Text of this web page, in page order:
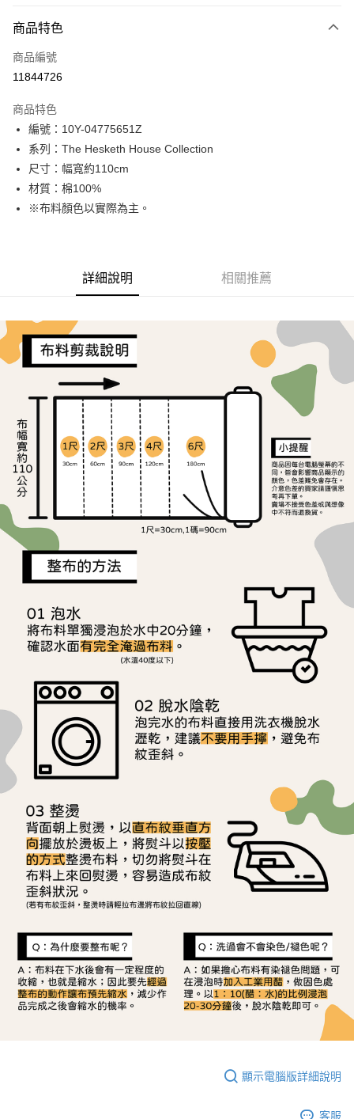
信用卡一次付款
超商取貨付款
Apple Pay
街口支付
Google Pay
AFTEE先享後付
１．簡單：不需註冊會員、不需綁卡、不需儲值。
３．安心：先確認商品／服務後，再付款。
【「AFTEE先享後付」結帳流程】
１．於結帳方式選擇「AFTEE先享後付」後，將跳轉至「AFTEE先享後付」
結帳頁面，進行簡訊認證並確認金額後，即可完成結帳。
２．訂單成立數日內，您將收到繳費通知簡訊。
３．收到繳費通知簡訊後14天內，點擊此簡訊中的連結，可透過四大超商／
ATM／網路銀行／等多元方式進行付款，方視為交易完成。
※ 請注意：結帳手續完成當下不需立刻繳費，但若您需要取消訂單，請聯絡
購買商品的店家。未經商家同意取消之訂單仍視為有效，需透過AFTEE先享
後付繳納相關費用。
※ 交易是否成功請以「AFTEE先享後付 」之結帳頁面顯示為準，若有關於
是否繳費成功／繳費後需取消欲退款等相關疑問，請聯繫「AFTEE先享後付
客戶支援中心」 https://netprotections.freshdesk.com/support/home
【注意事項】
１．透過由恩沛科技股份有限公司提供之「AFTEE先享後付」服務完成之交
易，需依本服務之必要範圍內提供個人資料，並將交易相關給付款項請求債
權轉讓予恩沛科技股份有限公司。
https://aftee.tw/terms/#terms3
３．未成年的使用者請事先徵得法定代理人或監護人之同意方可使用
「AFTEE先享後付」，若未經同意申辦者引起之損失，本公司不負相關責
任。
４．使用「AFTEE先享後付」時，將依據個別帳號之用戶狀況，依本公司即
時審查核予不同之上限額度；若仍有額度不足之情形，本公司將視審查結果
請求用戶進行身份認證。
５．嚴禁一人註冊多個帳號或使用他人資訊註冊。若發現惡意使用之情形，
恩沛科技股份有限公司將有權停止該用戶之使用額度並採取法律行動。
全家取貨付款
每筆NT$65，滿NT$1,500(含以上)免運費
每筆NT$65，滿NT$1,500(含以上)免運費
宅配
每筆NT$150，滿NT$1,500(含以上)免運費
離島宅配
每筆NT$240
商品特色
商品編號
11844726
商品特色
編號：10Y-04775651Z
系列：The Hesketh House Collection
尺寸：幅寬約110cm
材質：棉100%
※布料顏色以實際為主。
詳細說明 相關推薦
顯示電腦版詳細說明
客服